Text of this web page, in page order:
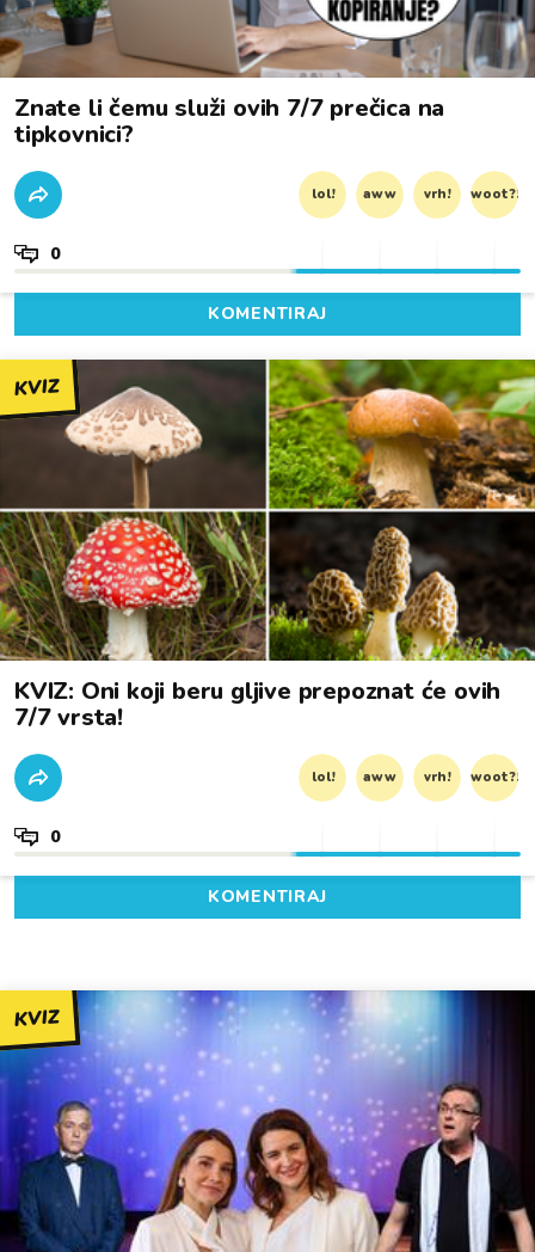
Znate li čemu služi ovih 7/7 prečica na
tipkovnici?
lol! aww vrh! woot?!
0
KOMENTIRAJ
KVIZ
KVIZ: Oni koji beru gljive prepoznat će ovih
7/7 vrsta!
lol! aww vrh! woot?!
0
KOMENTIRAJ
KVIZ